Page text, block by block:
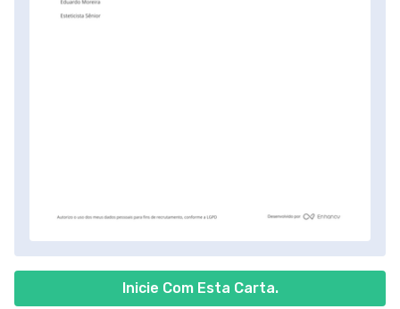
Inicie Com Esta Carta.